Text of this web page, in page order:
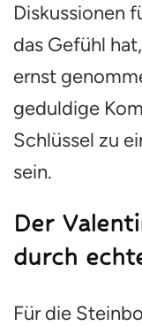
Diskussionen
das Gefühl
ernst
geduldige
Schlüssel zu
sein.
Der
durch
Für die